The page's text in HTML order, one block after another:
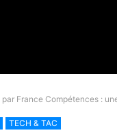
France Compétences :
TECH & TAC